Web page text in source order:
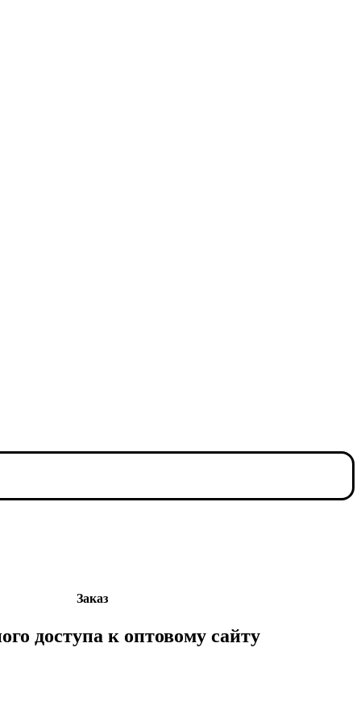
Заказ
доступа к оптовому сайту